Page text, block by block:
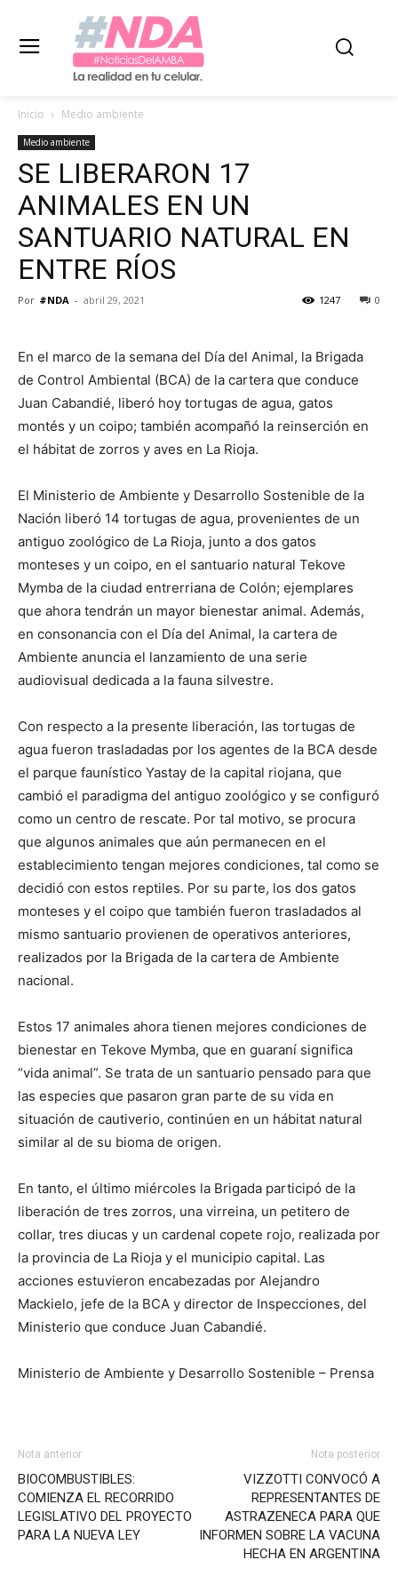
Inicio Medio ambiente
Medio ambiente
SE LIBERARON 17
ANIMALES EN UN
SANTUARIO NATURAL EN
ENTRE RÍOS
Por #NDA - abril 29, 2021 0
1247
En el marco de la semana del Día del Animal, la Brigada
de Control Ambiental (BCA) de la cartera que conduce
Juan Cabandié, liberó hoy tortugas de agua, gatos
montés y un coipo; también acompañó la reinserción en
el hábitat de zorros y aves en La Rioja.
El Ministerio de Ambiente y Desarrollo Sostenible de la
Nación liberó 14 tortugas de agua, provenientes de un
antiguo zoológico de La Rioja, junto a dos gatos
monteses y un coipo, en el santuario natural Tekove
Mymba de la ciudad entrerriana de Colón; ejemplares
que ahora tendrán un mayor bienestar animal. Además,
en consonancia con el Día del Animal, la cartera de
Ambiente anuncia el lanzamiento de una serie
audiovisual dedicada a la fauna silvestre.
Con respecto a la presente liberación, las tortugas de
agua fueron trasladadas por los agentes de la BCA desde
el parque faunístico Yastay de la capital riojana, que
cambió el paradigma del antiguo zoológico y se configuró
como un centro de rescate. Por tal motivo, se procura
que algunos animales que aún permanecen en el
establecimiento tengan mejores condiciones, tal como se
decidió con estos reptiles. Por su parte, los dos gatos
monteses y el coipo que también fueron trasladados al
mismo santuario provienen de operativos anteriores,
realizados por la Brigada de la cartera de Ambiente
nacional.
Estos 17 animales ahora tienen mejores condiciones de
bienestar en Tekove Mymba, que en guaraní significa
“vida animal”. Se trata de un santuario pensado para que
las especies que pasaron gran parte de su vida en
situación de cautiverio, continúen en un hábitat natural
similar al de su bioma de origen.
En tanto, el último miércoles la Brigada participó de la
liberación de tres zorros, una virreina, un petitero de
collar, tres diucas y un cardenal copete rojo, realizada por
la provincia de La Rioja y el municipio capital. Las
acciones estuvieron encabezadas por Alejandro
Mackielo, jefe de la BCA y director de Inspecciones, del
Ministerio que conduce Juan Cabandié.
Ministerio de Ambiente y Desarrollo Sostenible – Prensa
Nota anterior
BIOCOMBUSTIBLES:
COMIENZA EL RECORRIDO
LEGISLATIVO DEL PROYECTO
PARA LA NUEVA LEY
Nota posterior
VIZZOTTI CONVOCÓ A
REPRESENTANTES DE
ASTRAZENECA PARA QUE
INFORMEN SOBRE LA VACUNA
HECHA EN ARGENTINA